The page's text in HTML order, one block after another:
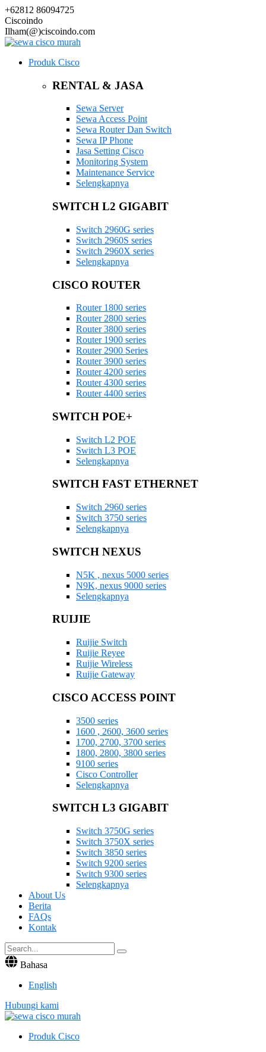
+62812 86094725
Ciscoindo
Ilham(@)ciscoindo.com
Produk Cisco
RENTAL & JASA
Sewa Server
Sewa Access Point
Sewa Router Dan Switch
Sewa IP Phone
Jasa Setting Cisco
Monitoring System
Maintenance Service
Selengkapnya
SWITCH L2 GIGABIT
Switch 2960G series
Switch 2960S series
Switch 2960X series
Selengkapnya
CISCO ROUTER
Router 1800 series
Router 2800 series
Router 3800 series
Router 1900 series
Router 2900 Series
Router 3900 series
Router 4200 series
Router 4300 series
Router 4400 series
SWITCH POE+
Switch L2 POE
Switch L3 POE
Selengkapnya
SWITCH FAST ETHERNET
Switch 2960 series
Switch 3750 series
Selengkapnya
SWITCH NEXUS
N5K , nexus 5000 series
N9K, nexus 9000 series
Selengkapnya
RUIJIE
Ruijie Switch
Ruijie Reyee
Ruijie Wireless
Ruijie Gateway
CISCO ACCESS POINT
3500 series
1600 , 2600, 3600 series
1700, 2700, 3700 series
1800, 2800, 3800 series
9100 series
Cisco Controller
Selengkapnya
SWITCH L3 GIGABIT
Switch 3750G series
Switch 3750X series
Switch 3850 series
Switch 9200 series
Switch 9300 series
Selengkapnya
About Us
Berita
FAQs
Kontak
Bahasa
English
Hubungi kami
Produk Cisco